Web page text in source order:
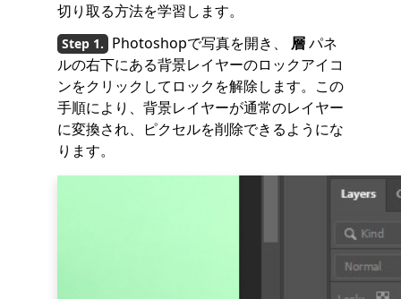
切り取る方法を学習します。
Photoshopで写真を開き、 層パネ
ルの右下にある背景レイヤーのロックアイコ
ンをクリックしてロックを解除します。この
手順により、背景レイヤーが通常のレイヤー
に変換され、ピクセルを削除できるようにな
ります。